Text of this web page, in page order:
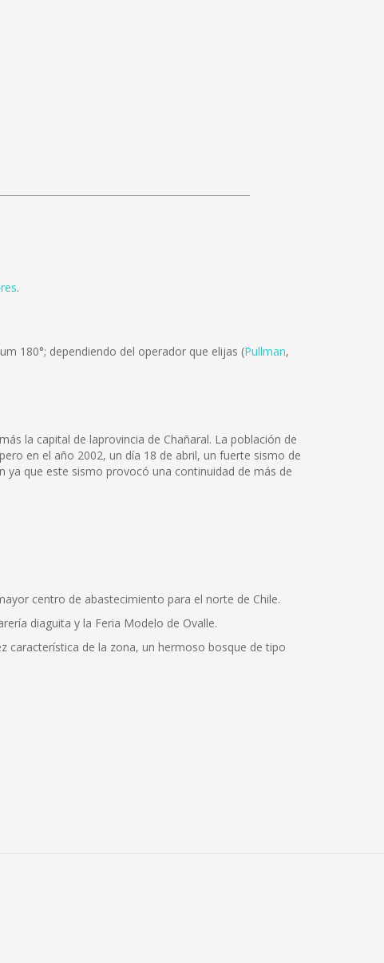
.
180°; dependiendo del operador que elijas (Pullman,
la capital de laprovincia de Chañaral. La población de
en el año 2002, un día 18 de abril, un fuerte sismo de
ya que este sismo provocó una continuidad de más de
centro de abastecimiento para el norte de Chile.
diaguita y la Feria Modelo de Ovalle.
característica de la zona, un hermoso bosque de tipo